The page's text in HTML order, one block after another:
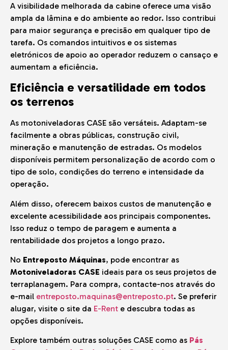
A visibilidade melhorada da cabine oferece uma visão
ampla da lâmina e do ambiente ao redor. Isso contribui
para maior segurança e precisão em qualquer tipo de
tarefa. Os comandos intuitivos e os sistemas
eletrónicos de apoio ao operador reduzem o cansaço e
aumentam a eficiência.
Eficiência e versatilidade em todos
os terrenos
As motoniveladoras CASE são versáteis. Adaptam-se
facilmente a obras públicas, construção civil,
mineração e manutenção de estradas. Os modelos
disponíveis permitem personalização de acordo com o
tipo de solo, condições do terreno e intensidade da
operação.
Além disso, oferecem baixos custos de manutenção e
excelente acessibilidade aos principais componentes.
Isso reduz o tempo de paragem e aumenta a
rentabilidade dos projetos a longo prazo.
No Entreposto Máquinas, pode encontrar as
Motoniveladoras CASE ideais para os seus projetos de
terraplanagem. Para compra, contacte-nos através do
e-mail entreposto.maquinas@entreposto.pt. Se preferir
alugar, visite o site da E-Rent e descubra todas as
opções disponíveis.
Explore também outras soluções CASE como as Pás